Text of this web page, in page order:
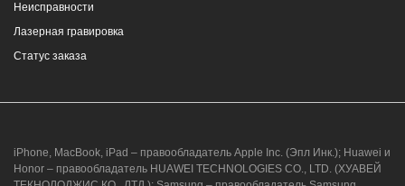
Неисправности
Лазерная гравировка
Статус заказа
iPhone, MacBook, iPad – правообладатель Apple Inc. (Эпл Инк.); Huawei и
Honor – правообладатель HUAWEI TECHNOLOGIES CO., LTD. (ХУАВЕЙ